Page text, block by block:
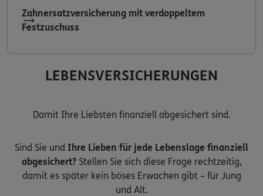
Zahnersatzversicherung mit verdoppeltem
Festzuschuss
LEBENSVERSICHERUNGEN
Damit Ihre Liebsten finanziell abgesichert sind.
Sind Sie und Ihre Lieben für jede Lebenslage finanziell
abgesichert?Stellen Sie sich diese Frage rechtzeitig,
damit es später kein böses Erwachen gibt – für Jung
und Alt.